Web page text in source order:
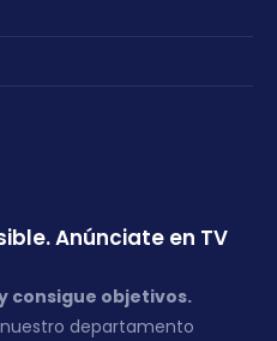
Anúnciate en TV
consigue objetivos.
departamento